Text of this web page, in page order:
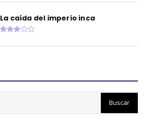
La caída del imperio inca